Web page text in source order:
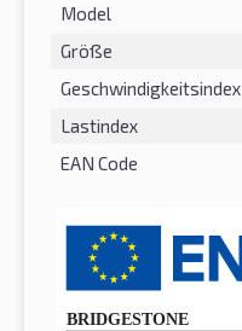
Model
Größe
Geschwindigkeitsindex
Lastindex
EAN Code